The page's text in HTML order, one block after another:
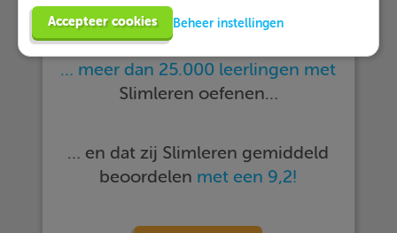
… meer dan 25.000 leerlingen met
Slimleren oefenen…
… en dat zij Slimleren gemiddeld
beoordelen met een 9,2!
Accepteer cookies Beheer instellingen